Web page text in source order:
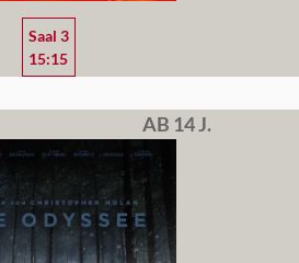
Saal 3
15:15
AB 14 J.